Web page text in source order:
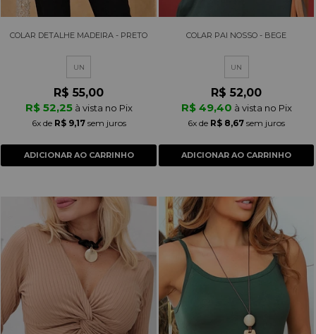
COLAR DETALHE MADEIRA - PRETO
UN
R$ 55,00
R$ 52,25 à vista no Pix
6xde R$ 9,17sem juros
ADICIONAR AO CARRINHO
COLAR PAI NOSSO - BEGE
UN
R$ 52,00
R$ 49,40 à vista no Pix
6x de R$ 8,67 sem juros
ADICIONAR AO CARRINHO